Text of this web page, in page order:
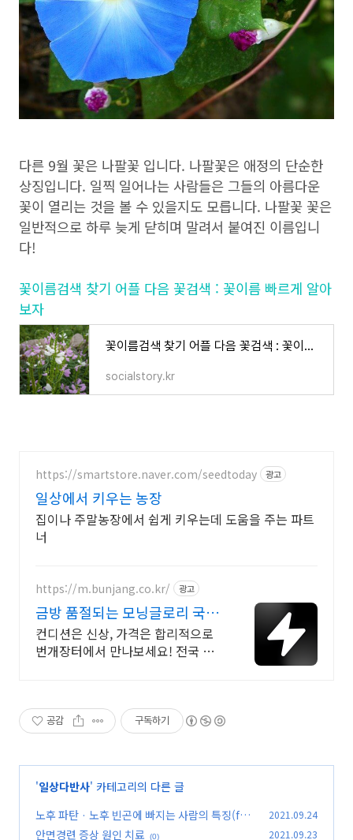
다른 9월 꽃은 나팔꽃 입니다. 나팔꽃은 애정의 단순한
상징입니다. 일찍 일어나는 사람들은 그들의 아름다운
꽃이 열리는 것을 볼 수 있을지도 모릅니다. 나팔꽃 꽃은
일반적으로 하루 늦게 닫히며 말려서 붙여진 이름입니
다!
꽃이름검색 찾기 어플 다음 꽃검색 : 꽃이름 빠르게 알아
보자
꽃이름검색 찾기 어플 다음 꽃검색 : 꽃이름 빠르게 알아보자
socialstory.kr
https://smartstore.naver.com/seedtoday 광고
일상에서 키우는 농장
집이나 주말농장에서 쉽게 키우는데 도움을 주는 파트
너
https://m.bunjang.co.kr/ 광고
금방 품절되는 모닝글로리 국내
최대 브랜드 중고거래
컨디션은 신상, 가격은 합리적으로
번개장터에서 만나보세요! 전국 각
공감 구독하기
'일상다반사' 카테고리의 다른 글
노후 파탄 · 노후 빈곤에 빠지는 사람의 특징(ft.
노후대비 · 노후설계)
(0)
2021.09.24
안면경련 증상 원인 치료 (0) 2021.09.23